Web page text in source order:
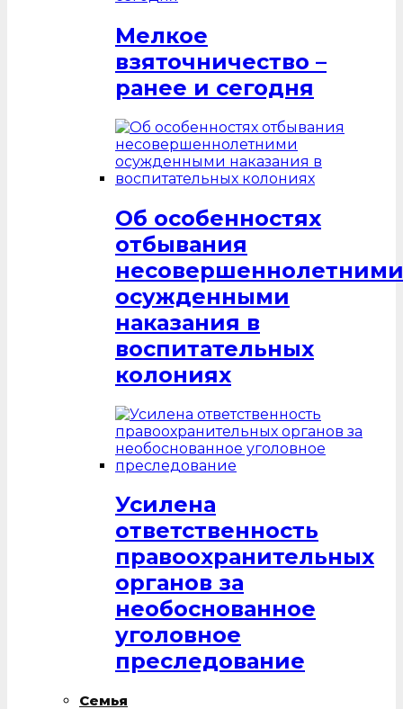
Мелкое
взяточничество –
ранее и сегодня
Об особенностях
отбывания
несовершеннолетними
осужденными
наказания в
воспитательных
колониях
Усилена
ответственность
правоохранительных
органов за
необоснованное
уголовное
преследование
Семья